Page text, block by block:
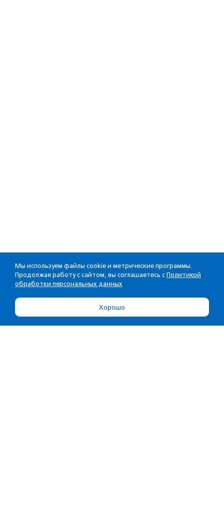
Мы используем файлы cookie и метрические программы.
Продолжая работу с сайтом, вы соглашаетесь с Политикой
обработки персональных данных
Хорошо